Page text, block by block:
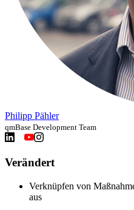
Philipp Pähler
qmBase Development Team
Verändert
Verknüpfen von
aus